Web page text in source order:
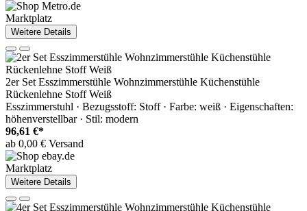
Marktplatz
Weitere Details
2er Set Esszimmerstühle Wohnzimmerstühle Küchenstühle
Rückenlehne Stoff Weiß
Esszimmerstuhl · Bezugsstoff: Stoff · Farbe: weiß · Eigenschaften:
höhenverstellbar · Stil: modern
96,61 €*
ab 0,00 € Versand
Marktplatz
Weitere Details